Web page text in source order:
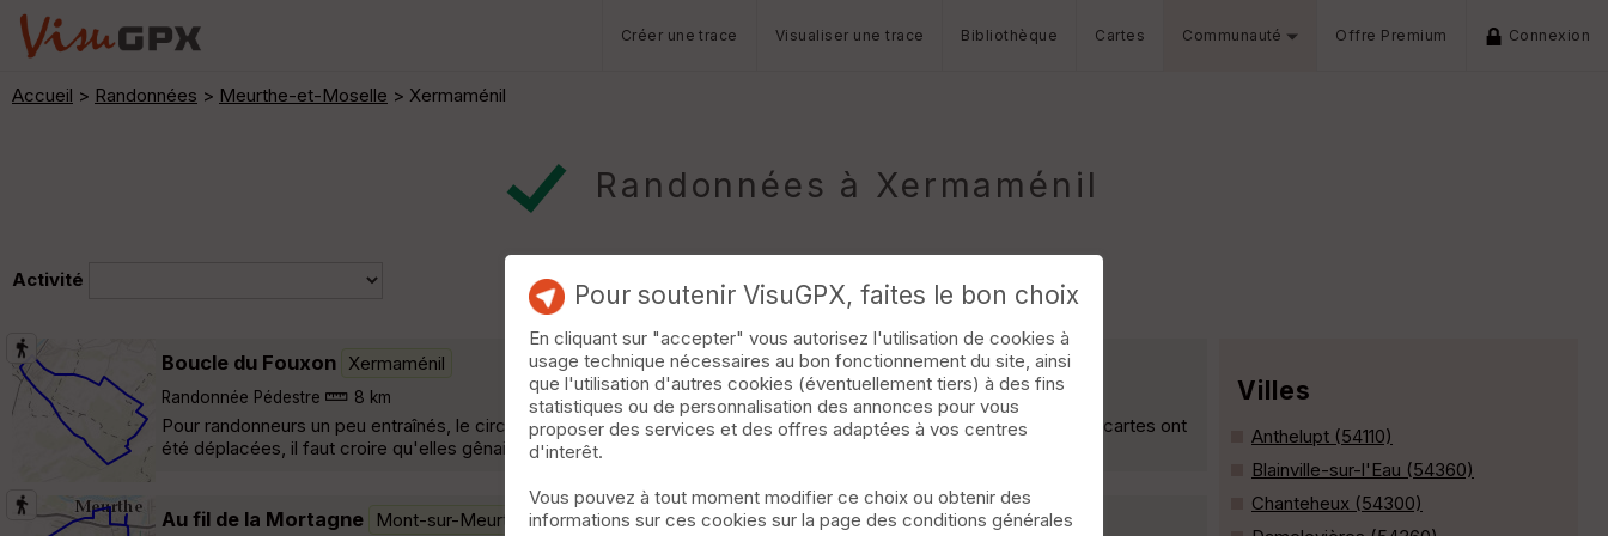
Créer une trace Visualiser une trace Bibliothèque Cartes Communauté Offre Premium Connexion
Accueil > Randonnées > Meurthe-et-Moselle > Xermaménil
Randonnées à Xermaménil
Activité
Boucle du Fouxon Xermaménil
Randonnée Pédestre 8 km
Pour randonneurs un peu entraînés, le circuit qui tourne au sud de Rehainviller est très agréable. En A et B deux pancartes ont
été déplacées, il faut croire qu'elles gênaient. »
Au fil de la Mortagne Mont-sur-Meurthe
Villes
Anthelupt (54110)
Blainville-sur-l'Eau (54360)
Chanteheux (54300)
Pour soutenir VisuGPX, faites le bon choix
En cliquant sur "accepter" vous autorisez l'utilisation de cookies à
usage technique nécessaires au bon fonctionnement du site, ainsi
que l'utilisation d'autres cookies (éventuellement tiers) à des fins
statistiques ou de personnalisation des annonces pour vous
proposer des services et des offres adaptées à vos centres
d'interêt.
Vous pouvez à tout moment modifier ce choix ou obtenir des
informations sur ces cookies sur la page des conditions générales